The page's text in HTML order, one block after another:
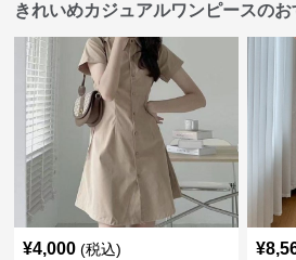
きれいめカジュアルワンピースの
¥4,000 (税込) ¥